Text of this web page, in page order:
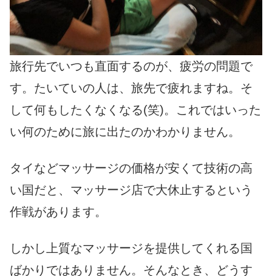
旅行先でいつも直面するのが、疲労の問題で
す。たいていの人は、旅先で疲れますね。そ
して何もしたくなくなる(笑)。これではいった
い何のために旅に出たのかわかりません。
タイなどマッサージの価格が安くて技術の高
い国だと、マッサージ店で大休止するという
作戦があります。
しかし上質なマッサージを提供してくれる国
ばかりではありません。そんなとき、どうす